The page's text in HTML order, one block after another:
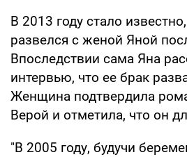
В 2013 году стало
развелся с женой Яной
Впоследствии сама Яна
интервью, что ее брак
Женщина подтвердила
Верой и отметила, что он
"В 2005 году, будучи